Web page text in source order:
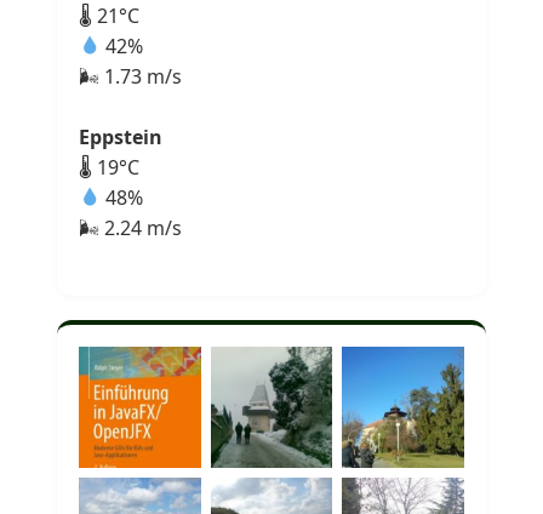
🌡 21°C
42%
🌬 1.73 m/s
Eppstein
🌡 19°C
48%
🌬 2.24 m/s